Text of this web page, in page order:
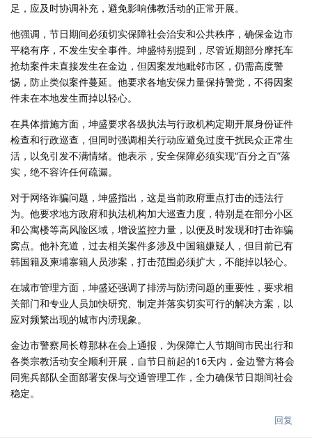
足，应及时协调补充，避免影响佛教活动的正常开展。
他强调，节日期间必须切实保障社会治安和公共秩序，确保金边市
平稳有序，不发生安全事件。坤盛特别提到，尽管近期部分摩托车
抢劫案件未直接发生在金边，但因案发地毗邻市区，仍需高度警
惕，防止类似案件蔓延。他要求各地安保力量保持警觉，不得因案
件未在本地发生而掉以轻心。
在具体措施方面，坤盛要求各级执法与行政机构定期开展身份证件
检查和行政巡查，但同时强调相关行动应避免过度干扰民众正常生
活，以免引发不满情绪。他表示，安全保障必须实现“百分之百”落
实，绝不容许任何疏漏。
对于网络诈骗问题，坤盛指出，这是当前政府重点打击的违法行
为。他要求地方政府和执法机构加大巡查力度，特别是在部分小区
和公寓楼等高风险区域，增设监控力量，以便及时发现和打击诈骗
窝点。他补充道，过去相关案件多涉及中国籍嫌疑人，但目前已有
韩国籍及柬埔寨籍人员涉案，打击范围必须扩大，不能掉以轻心。
在城市管理方面，坤盛还强调了排涝与防涝问题的重要性，要求相
关部门和专业人员加快研究、制定并落实切实可行的解决方案，以
应对频繁出现的城市内涝现象。
金边市警察局长尊那林在会上通报，为保障亡人节期间市民出行和
各类宗教活动安全顺利开展，自节日前起的16天内，金边警方将会
同宪兵部队全面部署安保与交通管理工作，全力确保节日期间社会
稳定。
回复